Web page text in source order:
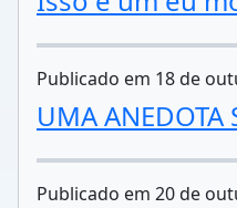
Publicado em 18 de
UMA ANEDOTA
Publicado em 20 de